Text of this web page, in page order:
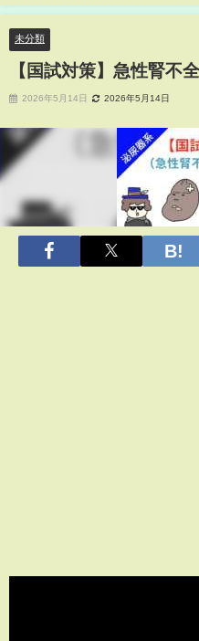
未分類
【国試対策】急性腎不
2026年5月14日 2026年5月14日